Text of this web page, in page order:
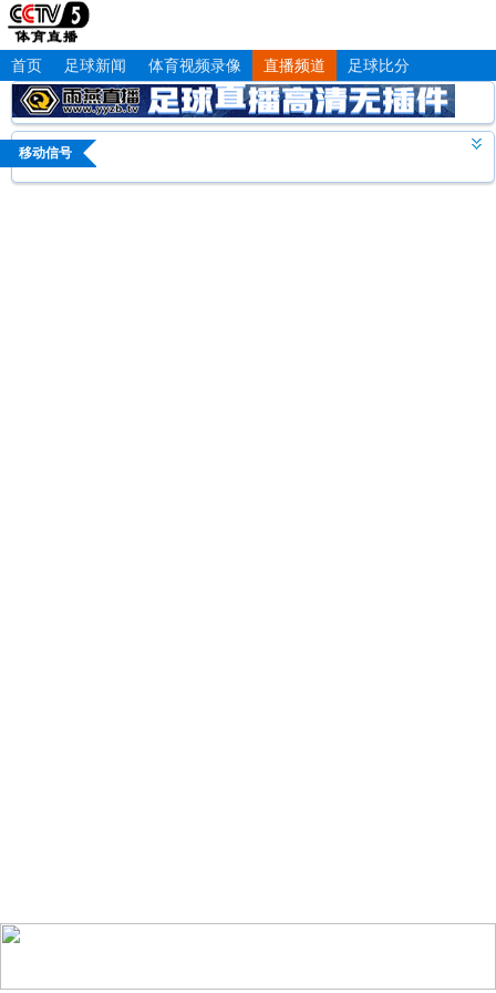
首页 足球新闻 体育视频录像 直播频道 足球比分
移动信号